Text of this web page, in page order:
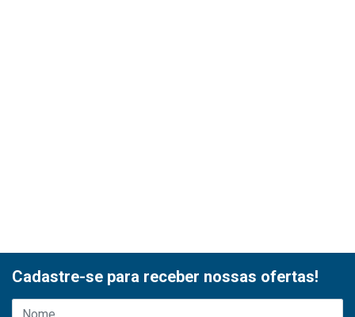
Cadastre-se para receber nossas ofertas!